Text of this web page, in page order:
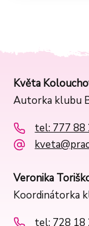
Květa
Autorka klubu
tel: 777 88
Veronika
Koordinátorka
tel: 728 18